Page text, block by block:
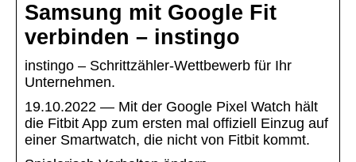
Samsung mit Google Fit
verbinden – instingo
instingo – Schrittzähler-Wettbewerb für Ihr
Unternehmen.
19.10.2022 — Mit der Google Pixel Watch hält
die Fitbit App zum ersten mal offiziell Einzug auf
einer Smartwatch, die nicht von Fitbit kommt.